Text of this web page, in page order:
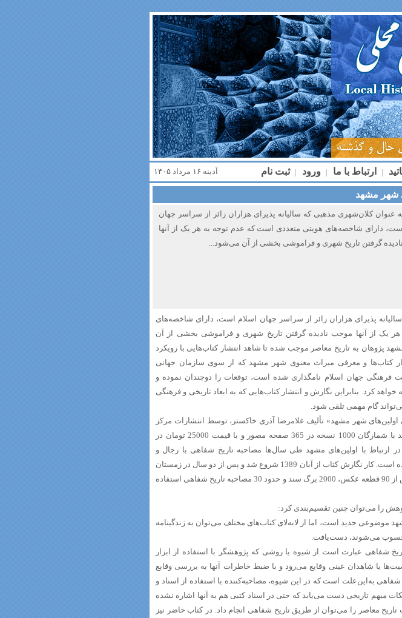
| ارتباط با ما | ورود | ثبت نام آدینه ۱۶ مرداد ۱۴۰۵
شهر مشهد
‌عنوان کلان‌شهری مذهبی که سالیانه پذیرای هزاران زائر از سراسر جهان
دارای شاخصه‌های هویتی متعددی است که عدم توجه به هر یک از آنها
گرفتن تاریخ شهری و فراموشی بخشی از آن می‌شود...
پذیرای هزاران زائر از سراسر جهان اسلام است، دارای شاخصه‌های
یک از آنها موجب نادیده گرفتن تاریخ شهری و فراموشی بخشی از آن
پژوهان به تاریخ معاصر موجب شده تا شاهد انتشار کتاب‌هایی با رویکرد
کتاب‌ها و معرفی میراث معنوی شهر مشهد که از سوی سازمان جهانی
به‌عنوان پایتخت فرهنگی جهان اسلام نامگذاری شده است، توقعات را دوچندان نموده و
کرد. بنابراین نگارش و انتشار کتاب‌هایی که به ابعاد تاریخی و فرهنگی
گام مهمی تلقی شود.
اولین‌های شهر مشهد» تألیف غلامرضا آذری خاکستر، توسط انتشارات مرکز
پژوهش‌های شورای اسلامی شهر مشهد با شمارگان 1000 نسخه در 365 صفحه مصور و با قیمت 25000 تومان در
شد. پژوهش در ارتباط با اولین‌های مشهد طی سال‌ها مصاحبه تاریخ شفاهی با رجال و
شخصیت‌ها همواره موردتوجه مؤلف بوده است. کار نگارش کتاب از آبان 1389 شروع شد و پس از دو سال در زمستان
1391 به پایان رسید. در این کتاب از بیش از 90 قطعه عکس، 2000 برگ سند و حدود 30 مصاحبه تاریخ شفاهی استفاده‌
را می‌توان چنین تقسیم‌بندی کرد:
موضوعی جدید است، اما از لابه‌لای کتاب‌های مختلف می‌توان به زندگینامه
می‌شوند، دست‌یافت.
شفاهی عبارت است از شیوه یا روشی که پژوهشگر با استفاده از ابزار
یا شاهدان عینی وقایع می‌رود و با ضبط خاطرات آنها به بررسی وقایع
به‌این‌علت است که در این شیوه، مصاحبه‌کننده با استفاده از اسناد و
مبهم تاریخی دست می‌یابد که حتی در اسناد کتبی هم به آنها اشاره نشده
معاصر را می‌توان از طریق تاریخ شفاهی انجام داد. در کتاب حاضر نیز